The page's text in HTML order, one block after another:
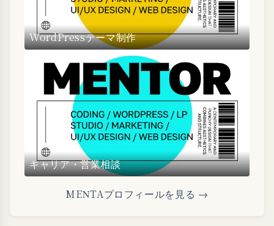
WordPressテーマ制作
キャリア・営業相談
MENTAプロフィールを見る →